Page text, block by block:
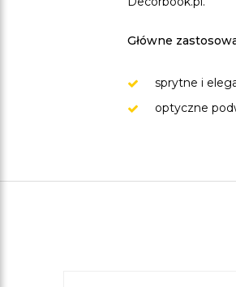
Główne
sprytne i
optyczne